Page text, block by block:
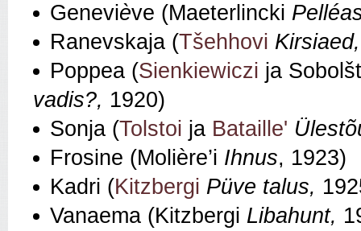
Geneviève (Maeterlincki Pellé
Ranevskaja (Tšehhovi
Poppea (Sienkiewiczi ja
vadis?, 1920)
Sonja (Tolstoi ja Bataille'
Frosine (Molière’i Ihnus, 1923)
Kadri (Kitzbergi Püve talus,
Vanaema (Kitzbergi Libahunt,